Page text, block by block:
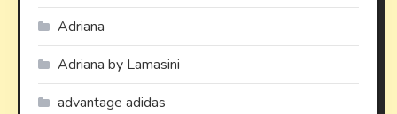
Adriana
Adriana by Lamasini
advantage adidas